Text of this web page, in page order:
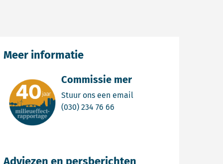
Commissie mer
Stuur ons een email
(030) 234 76 66
Meer informatie
Adviezen en persberichten